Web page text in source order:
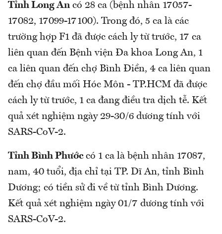
Tỉnh Long Ancó 28 ca (bệnh nhân 17057-
17082, 17099-17100). Trong đó, 5 ca là các
trường hợp F1 đã được cách ly từ trước, 17 ca
liên quan đến Bệnh viện Đa khoa Long An, 1
ca liên quan đến chợ Bình Điền, 4 ca liên quan
đến chợ đầu mối Hóc Môn - TP.HCM đã được
cách ly từ trước, 1 ca đang điều tra dịch tễ. Kết
quả xét nghiệm ngày 29-30/6 dương tính với
SARS-CoV-2.
Tỉnh Bình Phướccó 1 ca là bệnh nhân 17087,
nam, 40 tuổi, địa chỉ tại TP. Dĩ An, tỉnh Bình
Dương; có tiền sử đi về từ tỉnh Bình Dương.
Kết quả xét nghiệm ngày 01/7 dương tính với
SARS-CoV-2.